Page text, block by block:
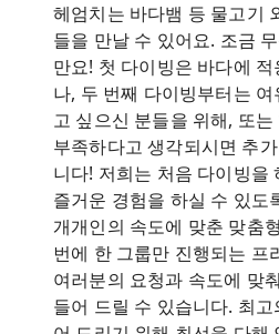
헤엄치는 바다뱀 등 물고기
들을 만날 수 있어요. 조금
만요! 첫 다이빙은 바다에
나, 두 번째 다이빙부터는
고 싶으신 분들을 위해, 또
부족하다고 생각되시면 추
니다! 저희는 처음 다이빙을
즐거운 경험을 하실 수 있도
개개인의 속도에 맞춘 맞춤
번에 한 그룹만 진행되는 프
여러분의 요청과 속도에 맞
들어 드릴 수 있습니다. 최